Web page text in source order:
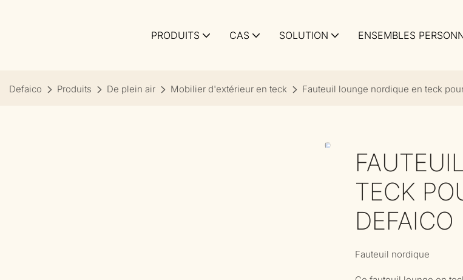
PRODUITS CAS SOLUTION ENSEMBLES
Defaico Produits De plein air Mobilier d'extérieur en teck Fauteuil lounge nordique en teck
TECK
DEFAICO
Fauteuil nordique